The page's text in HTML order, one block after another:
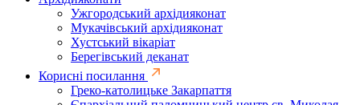
Ужгородський архідияконат
Мукачівський архідияконат
Хустський вікаріат
Берегівський деканат
Корисні посилання
Греко-католицьке Закарпаття